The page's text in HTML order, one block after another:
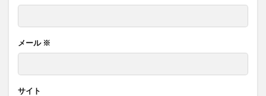
メール ※
サイト